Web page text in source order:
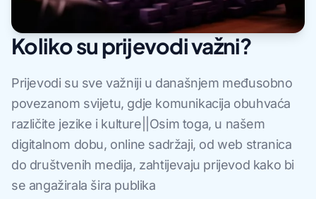
Koliko su prijevodi važni?
Prijevodi su sve važniji u današnjem međusobno
povezanom svijetu, gdje komunikacija obuhvaća
različite jezike i kulture||Osim toga, u našem
digitalnom dobu, online sadržaji, od web stranica
do društvenih medija, zahtijevaju prijevod kako bi
se angažirala šira publika